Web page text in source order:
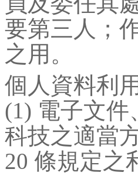
要第三人；
之用。
個人資料利
(1) 電子文
科技之適當
20 條規定之